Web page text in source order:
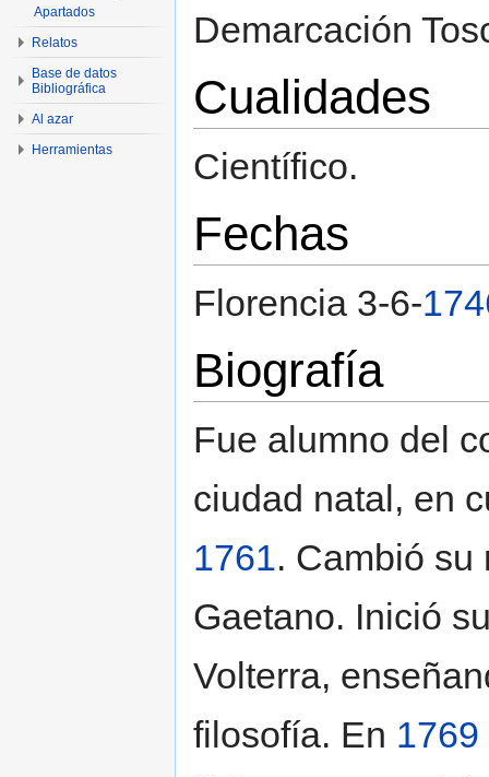
Demarcación
Cualidades
Científico.
Fechas
Florencia 3-6-
Biografía
Fue alumno del
ciudad natal, en
1761. Cambió su
Gaetano. Inició
Volterra,
filosofía. En 1769
Apartados
Relatos
Base de datos
Bibliográfica
Al azar
Herramientas